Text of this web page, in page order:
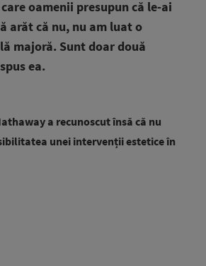
oamenii presupun că le-ai
arăt că nu, nu am luat o
majoră. Sunt doar două
ea.
a recunoscut însă că nu
unei intervenții estetice în